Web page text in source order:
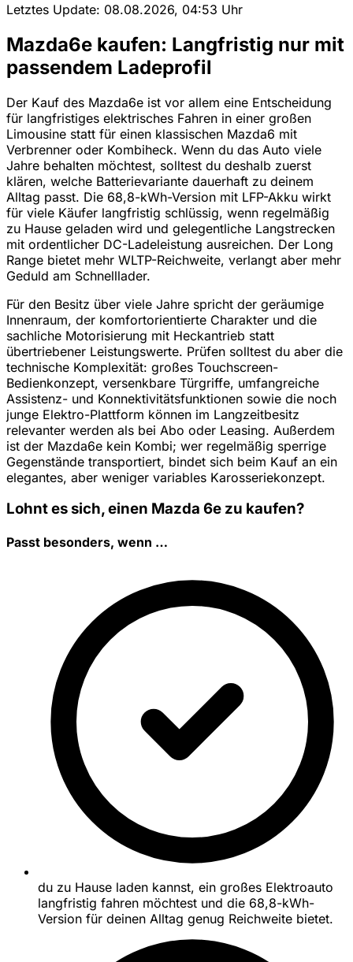
Letztes Update: 08.08.2026, 04:53 Uhr
Mazda6e kaufen: Langfristig nur mit
passendem Ladeprofil
Der Kauf des Mazda6e ist vor allem eine Entscheidung
für langfristiges elektrisches Fahren in einer großen
Limousine statt für einen klassischen Mazda6 mit
Verbrenner oder Kombiheck. Wenn du das Auto viele
Jahre behalten möchtest, solltest du deshalb zuerst
klären, welche Batterievariante dauerhaft zu deinem
Alltag passt. Die 68,8-kWh-Version mit LFP-Akku wirkt
für viele Käufer langfristig schlüssig, wenn regelmäßig
zu Hause geladen wird und gelegentliche Langstrecken
mit ordentlicher DC-Ladeleistung ausreichen. Der Long
Range bietet mehr WLTP-Reichweite, verlangt aber mehr
Geduld am Schnelllader.
Für den Besitz über viele Jahre spricht der geräumige
Innenraum, der komfortorientierte Charakter und die
sachliche Motorisierung mit Heckantrieb statt
übertriebener Leistungswerte. Prüfen solltest du aber die
technische Komplexität: großes Touchscreen-
Bedienkonzept, versenkbare Türgriffe, umfangreiche
Assistenz- und Konnektivitätsfunktionen sowie die noch
junge Elektro-Plattform können im Langzeitbesitz
relevanter werden als bei Abo oder Leasing. Außerdem
ist der Mazda6e kein Kombi; wer regelmäßig sperrige
Gegenstände transportiert, bindet sich beim Kauf an ein
elegantes, aber weniger variables Karosseriekonzept.
Lohnt es sich, einen Mazda 6e zu kaufen?
Passt besonders, wenn …
du zu Hause laden kannst, ein großes Elektroauto
langfristig fahren möchtest und die 68,8-kWh-
Version für deinen Alltag genug Reichweite bietet.